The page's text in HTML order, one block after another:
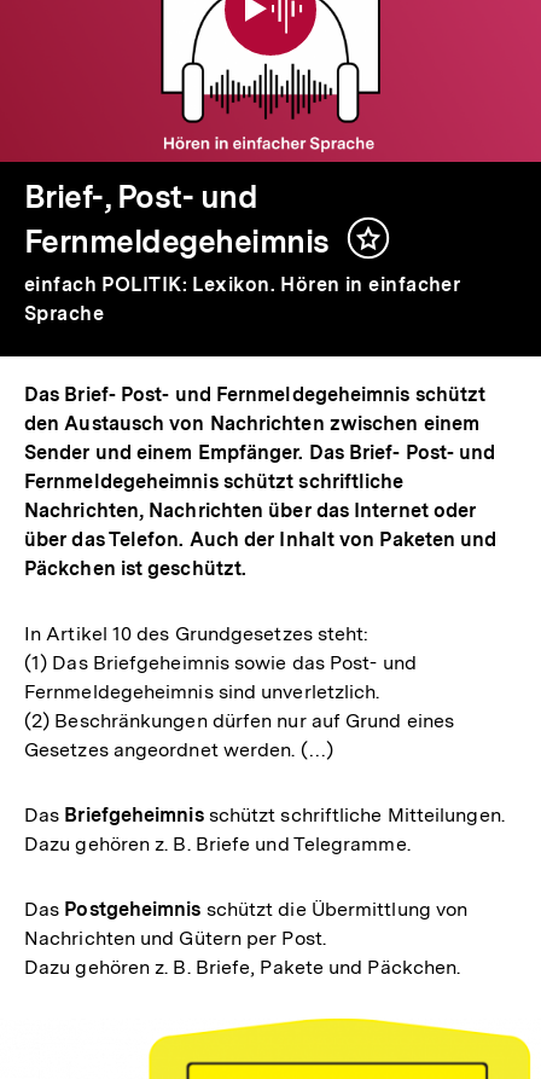
Fernmeldegeheimnis
Brief-, Post- und
Fernmeldegeheimnis
Inhalt
merken
einfach POLITIK: Lexikon. Hören in einfacher
Sprache
Das Brief- Post- und Fernmeldegeheimnis schützt
den Austausch von Nachrichten zwischen einem
Sender und einem Empfänger. Das Brief- Post- und
Fernmeldegeheimnis schützt schriftliche
Nachrichten, Nachrichten über das Internet oder
über das Telefon. Auch der Inhalt von Paketen und
Päckchen ist geschützt.
In Artikel 10 des Grundgesetzes steht:
(1) Das Briefgeheimnis sowie das Post- und
Fernmeldegeheimnis sind unverletzlich.
(2) Beschränkungen dürfen nur auf Grund eines
Gesetzes angeordnet werden. (…)
Das Briefgeheimnisschützt schriftliche Mitteilungen.
Dazu gehören z. B. Briefe und Telegramme.
Das Postgeheimnis schützt die Übermittlung von
Nachrichten und Gütern per Post.
Dazu gehören z. B. Briefe, Pakete und Päckchen.